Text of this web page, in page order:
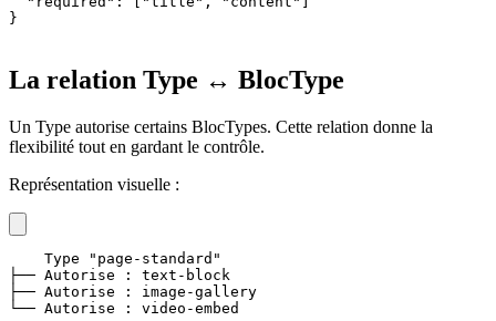
}
La relation Type ↔ BlocType
Un Type autorise certains BlocTypes. Cette relation donne la
flexibilité tout en gardant le contrôle.
Représentation visuelle :
Type "page-standard"
├── Autorise : text-block
├── Autorise : image-gallery
└── Autorise : video-embed